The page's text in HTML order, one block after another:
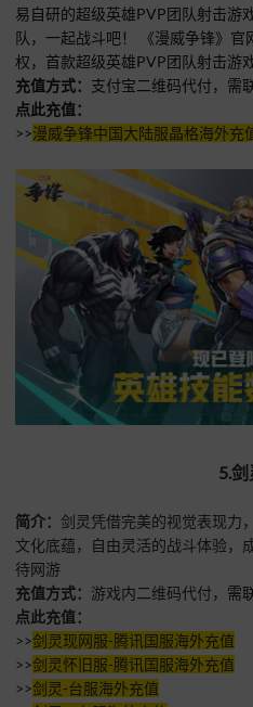
易自研的超级英雄PVP团队射击游
队，一起战斗吧！ 《漫威争锋》官
权，首款超级英雄PVP团队射击游
充值方式： 支付宝二维码代付， 需
点此充值：
>>漫威争锋中国大陆服晶格海外充
5.剑
简介： 剑灵凭借完美的视觉表现力
文化底蕴，自由灵活的战斗体验，
待网游
充值方式： 游戏内二维码代付， 需
点此充值：
>>剑灵现网服-腾讯国服海外充值
>>剑灵怀旧服-腾讯国服海外充值
>>剑灵-台服海外充值